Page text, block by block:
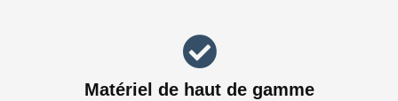
Matériel de haut de gamme